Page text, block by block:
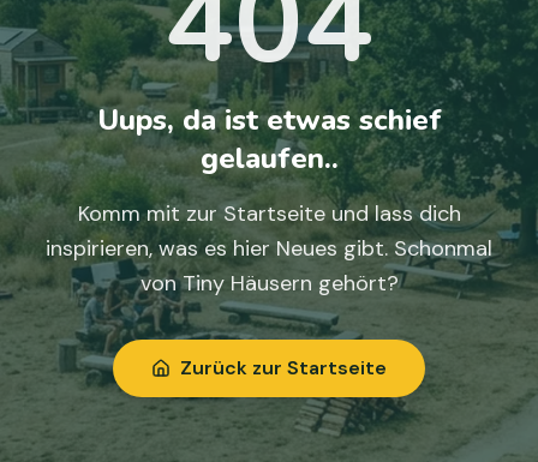
Uups, da ist etwas schief
gelaufen..
Komm mit zur Startseite und lass dich
inspirieren, was es hier Neues gibt. Schonmal
von Tiny Häusern gehört?
Zurück zur Startseite